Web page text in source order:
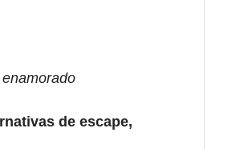
de escape,